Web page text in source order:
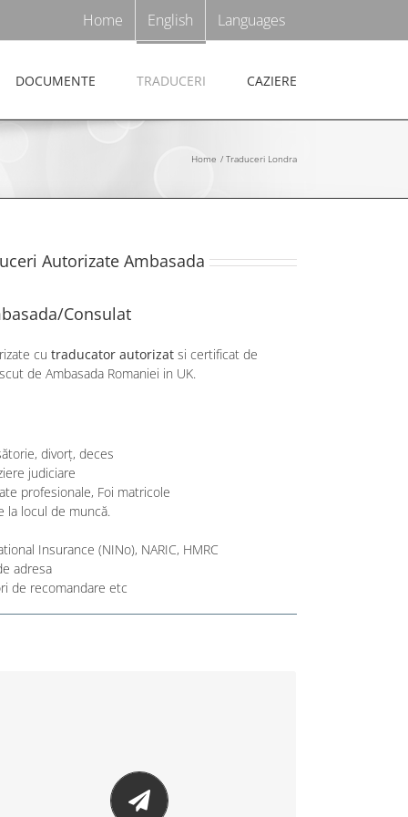
Home English Languages
DOCUMENTE TRADUCERI CAZIERE
Home Traduceri Londra
Autorizate Ambasada
Consulat
cu traducator autorizat si certificat de
de Ambasada Romaniei in UK.
divorț, deces
judiciare
profesionale, Foi matricole
la locul de muncă.
Insurance (NINo), NARIC, HMRC
adresa
de recomandare etc
în regim de urgență, dacă situația o
cere.